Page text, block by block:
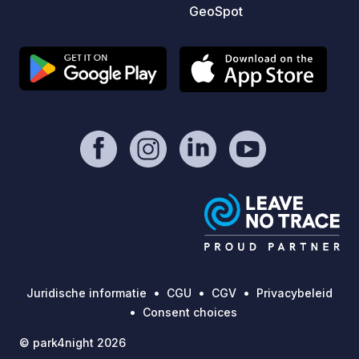
GeoSpot
Juridische informatie CGU CGV
Privacybeleid
Consent choices
© park4night 2026